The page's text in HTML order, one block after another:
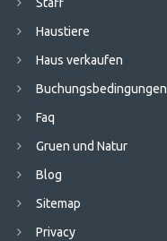
Staff
Haustiere
Haus verkaufen
Buchungsbedingungen
Faq
Gruen und Natur
Blog
Sitemap
Privacy